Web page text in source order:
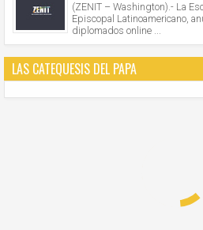
(ZENIT – Washington).- La
Episcopal Latinoamericano,
diplomados online ...
LAS CATEQUESIS DEL PAPA